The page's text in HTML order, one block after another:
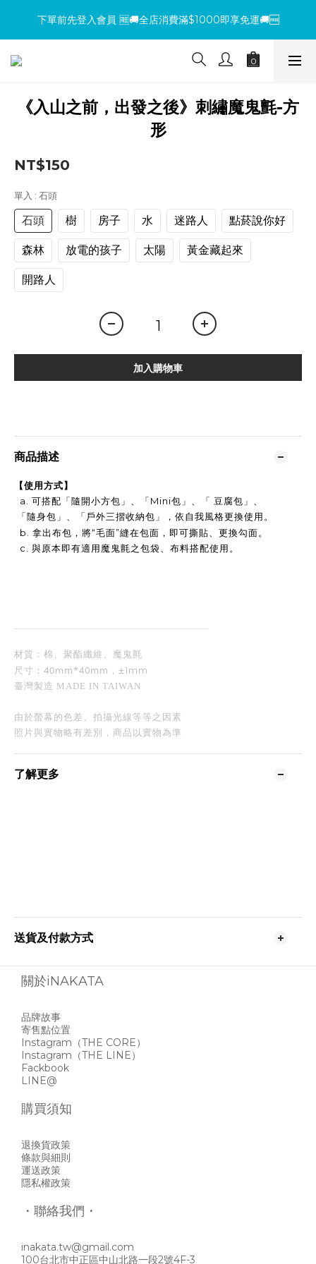
下單前先登入會員 🆓🚚全店消費滿$1000即享免運🚚🆓
下單前先登入會員 🆓🚚全店消費滿$1000即享免運🚚🆓
【環保杯套優惠】指定系列任選 2 件 即減 NT$200 ，買越多省越
【買包送氈】購買小方包、mini包系列，即贈魔鬼氈（隨機款式）
下單前先登入會員 🆓🚚全店消費滿$1000即享免運🚚🆓
《入山之前，出發之後》刺繡魔鬼氈-方
形
NT$150
單入 : 石頭
石頭 樹 房子 水 迷路人 點菸說你好
森林 放電的孩子 太陽 黃金藏起來
開路人
加入購物車
商品描述
【使用方式】
a. 可搭配「隨開小方包」、
「Mini包」、 「 豆腐包」
「隨身包」
、「 戶外三摺收納包 」
，依自我風格更換使用。
b. 拿出布包，將“毛面”縫在包面，即可撕貼、更換勾面。
c. 與原本即有適用魔鬼氈之包袋、布料搭配使用。
材質：棉、聚酯纖維、魔鬼氈
尺寸 ：40mm*40mm， ±1mm
臺灣製造 MADE IN TAIWAN
由於螢幕的色差、拍攝光線等等之因素
照片與實物略有差別， 商品以實物為準
了解更多
送貨及付款方式
關於iNAKATA
品牌故事
寄售點位置
Instagram （THE CORE）
Instagram （THE LINE）
Fackbook
LINE@
購買須知
退換貨政策
條款與細則
運送政策
隱私權政策
・聯絡我們・
inakata.tw@gmail.com
100台北市中正區中山北路一段2號4F-3